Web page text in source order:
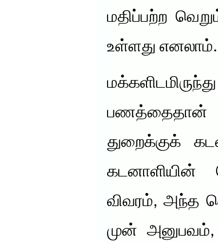
மதிப்பற்ற
உள்ளது எனலாம்.
பணத்தைதான்
துறைக்குக்
கடனாளியின்
விவரம், அந்த
முன் அனுபவம்,